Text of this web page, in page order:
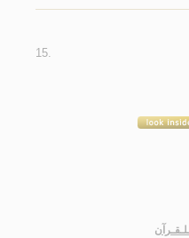
15.